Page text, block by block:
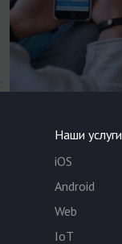
Наши услуги
iOS
Android
Web
IoT